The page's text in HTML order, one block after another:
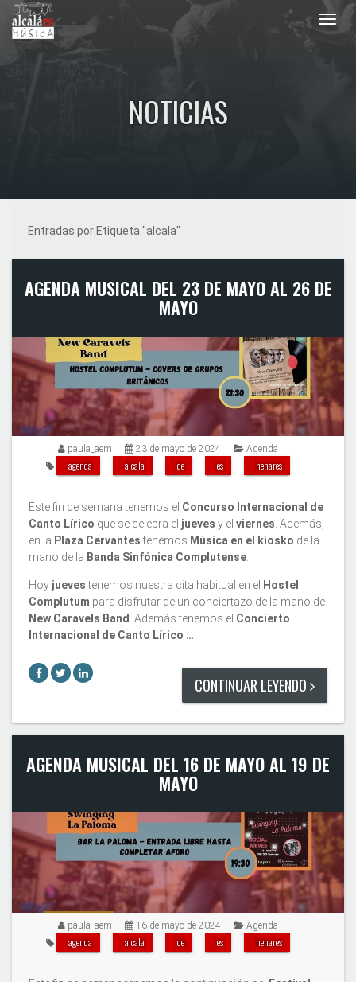
NOTICIAS
Entradas por Etiqueta "alcala"
AGENDA MUSICAL DEL 23 DE MAYO AL 26 DE
MAYO
paula_aem 23 de mayo de 2024 Agenda
agenda alcala de es henares
Este fin de semana tenemos el Concurso Internacional de
Canto Lírico que se celebra el jueves y el viernes. Además,
en la Plaza Cervantestenemos Música en el kiosko de la
mano de la Banda Sinfónica Complutense.
Hoy juevestenemos nuestra cita habitual en el Hostel
Complutum para disfrutar de un conciertazo de la mano de
New Caravels Band . Además tenemos el Concierto
Internacional de Canto Lírico …
CONTINUAR LEYENDO
AGENDA MUSICAL DEL 16 DE MAYO AL 19 DE
MAYO
paula_aem 16 de mayo de 2024 Agenda
agenda alcala de es henares